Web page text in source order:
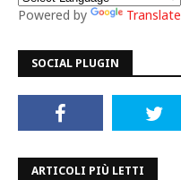
Powered by Translate
SOCIAL PLUGIN
ARTICOLI PIÙ LETTI